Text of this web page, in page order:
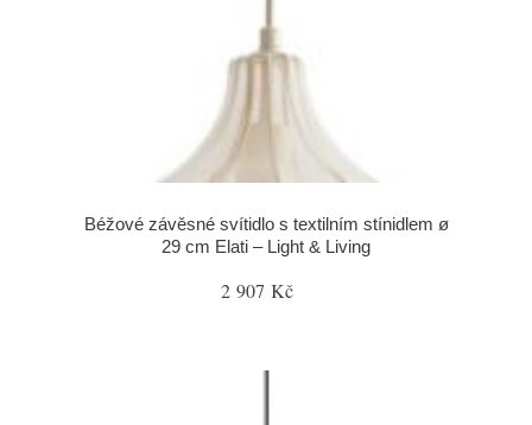
Béžové závěsné svítidlo s textilním stínidlem ø
29 cm Elati – Light & Living
2 907 Kč